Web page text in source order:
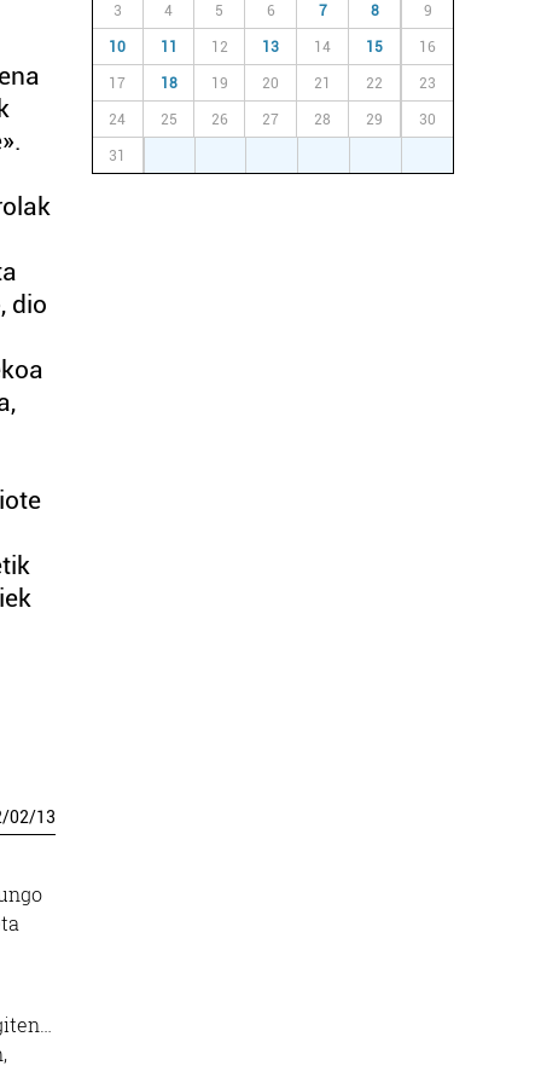
dio
/02/13
3 4 5 6 7 8 9
10 11 12 13 14 15 16
17 18 19 20 21 22 23
24 25 26 27 28 29 30
31